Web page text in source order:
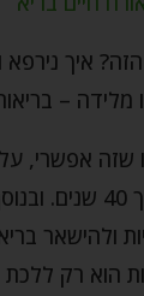
הזה? איך
–
שזה אפשרי,
אבותינו במדבר
ולהישאר
הוא רק ללכת